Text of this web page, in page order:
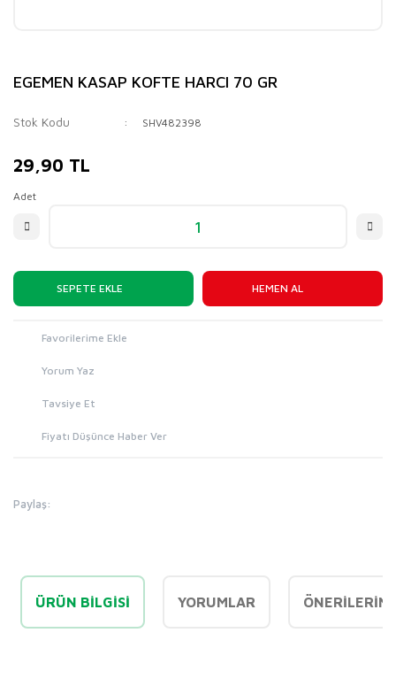
EGEMEN KASAP KOFTE HARCI 70 GR
Stok Kodu SHV482398
29,90 TL
Adet
SEPETE EKLE HEMEN AL
Yorum Yaz
Tavsiye Et
Fiyatı Düşünce Haber Ver
Paylaş:
ÜRÜN BILGISI YORUMLAR